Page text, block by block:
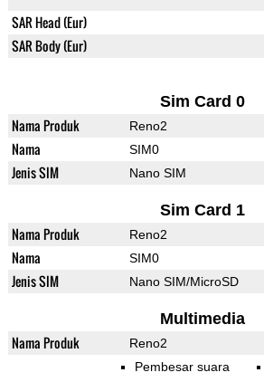
SAR Head (Eur)
SAR Body (Eur)
Sim Card 0
Nama Produk Reno2
Nama SIM0
Jenis SIM Nano SIM
Sim Card 1
Nama Produk Reno2
Nama SIM0
Jenis SIM Nano SIM/MicroSD
Multimedia
Nama Produk Reno2
Pembesar suara